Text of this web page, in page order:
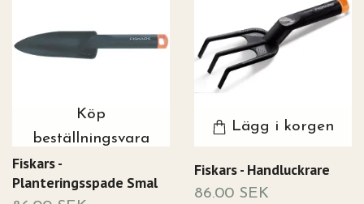
Köp
beställningsvara
Fiskars -
Planteringsspade Smal
Lägg i korgen
Fiskars - Handluckrare
86.00 SEK